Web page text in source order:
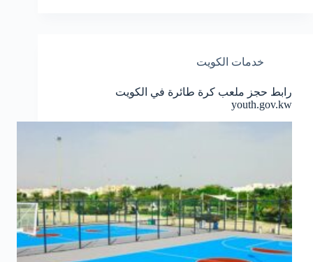
خدمات الكويت
رابط حجز ملعب كرة طائرة في الكويت
youth.gov.kw